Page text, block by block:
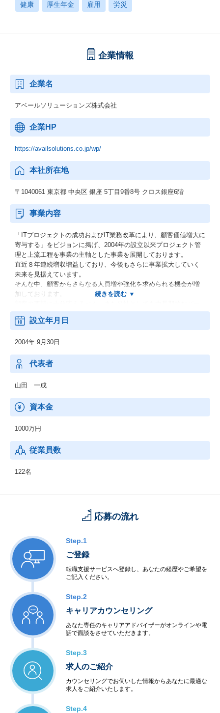
健康 厚生年金 雇用 労災
企業情報
企業名
アベールソリューションズ株式会社
企業HP
https://availsolutions.co.jp/wp/
本社所在地
〒1040061 東京都 中央区 銀座 5丁目9番8号 クロス銀座6階
事業内容
「ITプロジェクトの成功およびIT業務改革により、顧客価値増大に
寄与する」をビジョンに掲げ、2004年の設立以来プロジェクト管
理と上流工程を事業の主軸とした事業を展開しております。
直近８年連続増収増益しており、今後もさらに事業拡大していく
未来を見据えています。
そんな中、顧客からさらなる人員増や強化を求められる機会が増
加しております。
トナーとなり得る顧客を見極め、戦略的に開拓していくために仲
間となってくれる人材が必要となっています。
設立年月日
2004年 9月30日
代表者
山田 一成
資本金
1000万円
従業員数
122名
応募の流れ
Step.1
ご登録
転職支援サービスへ登録し、あなたの経歴やご希望を
ご記入ください。
Step.2
キャリアカウンセリング
あなた専任のキャリアアドバイザーがオンラインや電
話で面談をさせていただきます。
Step.3
求人のご紹介
カウンセリングでお伺いした情報からあなたに最適な
求人をご紹介いたします。
Step.4